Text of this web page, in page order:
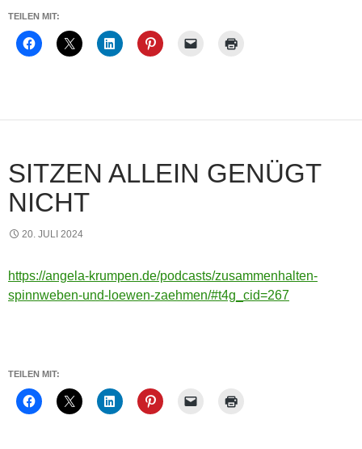
TEILEN MIT:
SITZEN ALLEIN GENÜGT
NICHT
20. JULI 2024
https://angela-krumpen.de/podcasts/zusammenhalten-
spinnweben-und-loewen-zaehmen/#t4g_cid=267
TEILEN MIT: